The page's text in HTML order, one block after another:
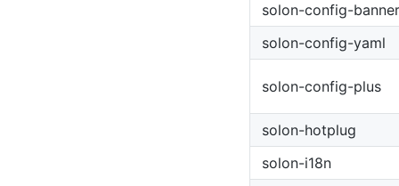
solon-config-banner
solon-config-yaml
solon-config-plus
solon-hotplug
solon-i18n